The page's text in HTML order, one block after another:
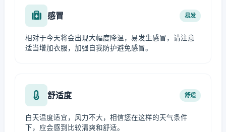
感冒 易发
相对于今天将会出现大幅度降温，易发生感冒，请注意
适当增加衣服，加强自我防护避免感冒。
舒适度 舒适
白天温度适宜，风力不大，相信您在这样的天气条件
下，应会感到比较清爽和舒适。